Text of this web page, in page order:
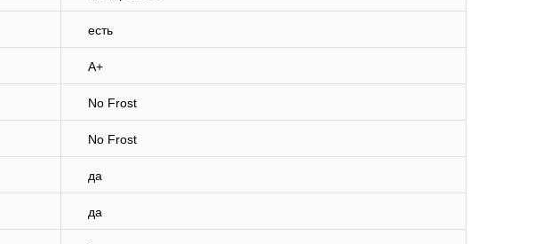
есть
A+
No Frost
No Frost
да
да